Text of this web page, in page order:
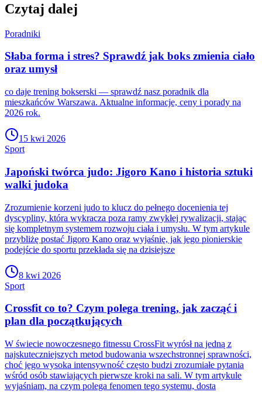
Czytaj dalej
Poradniki
Słaba forma i stres? Sprawdź jak boks zmienia ciało
oraz umysł
co daje trening bokserski — sprawdź nasz poradnik dla
mieszkańców Warszawa. Aktualne informacje, ceny i porady na
2026 rok.
15 kwi 2026
Sport
Japoński twórca judo: Jigoro Kano i historia sztuki
walki judoka
Zrozumienie korzeni judo to klucz do pełnego docenienia tej
dyscypliny, która wykracza poza ramy zwykłej rywalizacji, stając
się kompletnym systemem rozwoju ciała i umysłu. W tym artykule
przybliżę postać Jigoro Kano oraz wyjaśnię, jak jego pionierskie
podejście do sportu przekłada się na dzisiejsze
8 kwi 2026
Sport
Crossfit co to? Czym polega trening, jak zacząć i
plan dla początkujących
W świecie nowoczesnego fitnessu CrossFit wyrósł na jedną z
najskuteczniejszych metod budowania wszechstronnej sprawności,
choć jego wysoka intensywność często budzi zrozumiałe pytania
wśród osób stawiających pierwsze kroki na sali. W tym artykule
wyjaśniam, na czym polega fenomen tego systemu, dosta